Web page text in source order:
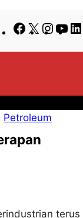
Facebook
X
Petroleum
terus